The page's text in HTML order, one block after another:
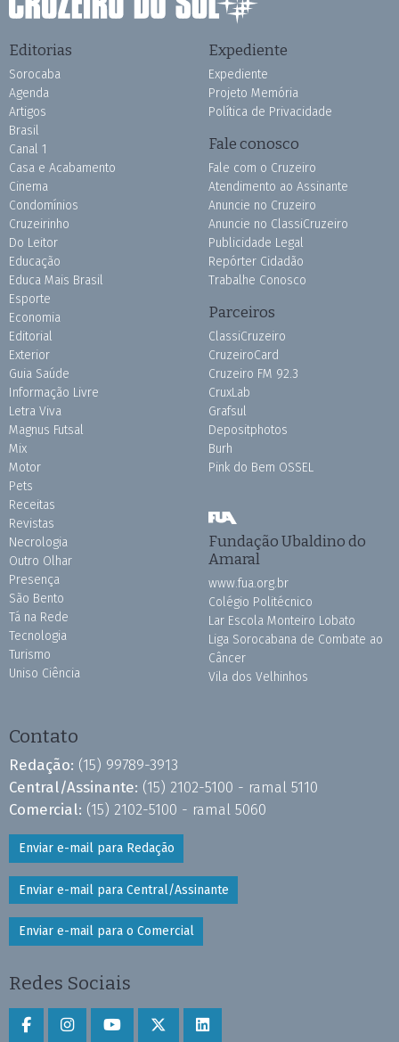
Editorias
Sorocaba
Agenda
Artigos
Brasil
Canal 1
Casa e Acabamento
Cinema
Condomínios
Cruzeirinho
Do Leitor
Educação
Educa Mais Brasil
Esporte
Economia
Editorial
Exterior
Guia Saúde
Informação Livre
Letra Viva
Magnus Futsal
Mix
Motor
Pets
Receitas
Revistas
Necrologia
Outro Olhar
Presença
São Bento
Tá na Rede
Tecnologia
Turismo
Uniso Ciência
Expediente
Expediente
Projeto Memória
Política de Privacidade
Fale conosco
Fale com o Cruzeiro
Atendimento ao Assinante
Anuncie no Cruzeiro
Anuncie no ClassiCruzeiro
Publicidade Legal
Repórter Cidadão
Trabalhe Conosco
Parceiros
ClassiCruzeiro
CruzeiroCard
Cruzeiro FM 92.3
CruxLab
Grafsul
Depositphotos
Burh
Pink do Bem OSSEL
Fundação Ubaldino do
Amaral
www.fua.org.br
Colégio Politécnico
Lar Escola Monteiro Lobato
Liga Sorocabana de Combate ao
Câncer
Vila dos Velhinhos
Contato
Redação: (15) 99789-3913
Central/Assinante: (15) 2102-5100 - ramal 5110
Comercial: (15) 2102-5100 - ramal 5060
Enviar e-mail para Redação
Enviar e-mail para Central/Assinante
Enviar e-mail para o Comercial
Redes Sociais